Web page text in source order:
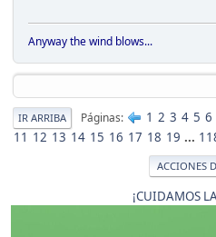
Anyway the wind blows...
IR ARRIBA Páginas 1 2 3 4 5 6
11 12 13 14 15 16 17 18 19 ...
ACCIONES
¡CUIDAMOS